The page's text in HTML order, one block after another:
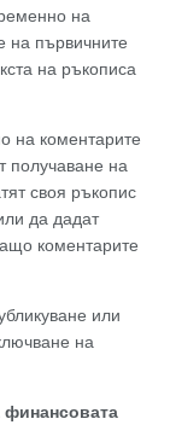
на
на първичните
на ръкописа
на коментарите
получаване на
своя ръкопис
да дадат
коментарите
или
на
финансовата